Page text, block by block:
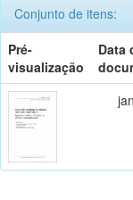
Conjunto de itens:
Pré-
visualização
Data